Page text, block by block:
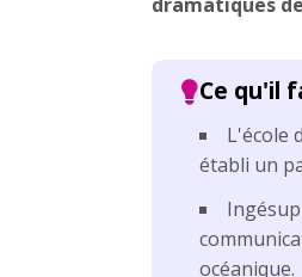
L'école
établi un
océanique.